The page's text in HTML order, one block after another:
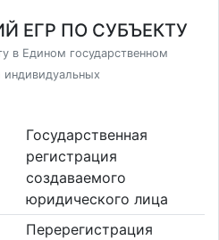
ЕГР ПО СУБЪЕКТУ
в Едином государственном
индивидуальных
Государственная
регистрация
создаваемого
юридического лица
Перерегистрация